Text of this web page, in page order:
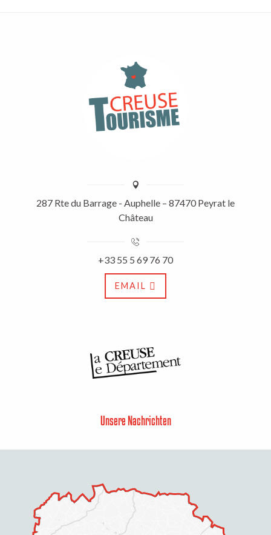
287 Rte du Barrage - Auphelle – 87470 Peyrat le
Château
+33 55 5 69 76 70
EMAIL
Unsere Nachrichten